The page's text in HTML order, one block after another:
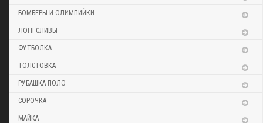
БОМБЕРЫ И ОЛИМПИЙКИ
ЛОНГСЛИВЫ
ФУТБОЛКА
ТОЛСТОВКА
РУБАШКА ПОЛО
СОРОЧКА
МАЙКА